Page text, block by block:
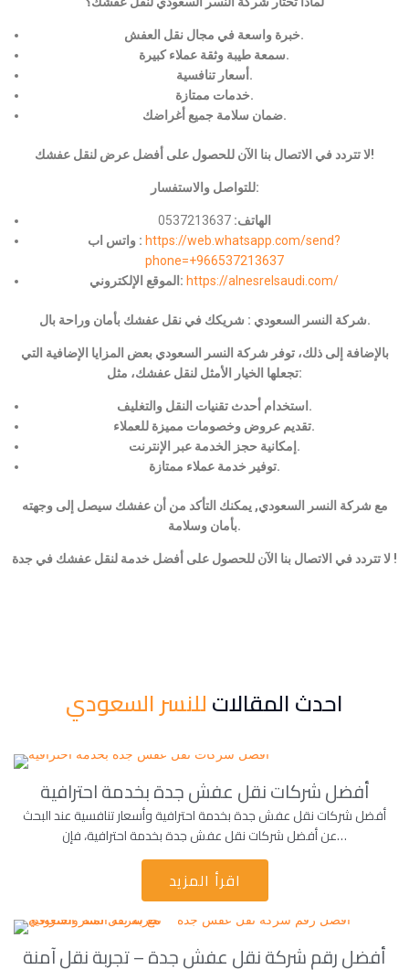
خبرة واسعة في مجال نقل العفش.
سمعة طيبة وثقة عملاء كبيرة.
أسعار تنافسية.
خدمات ممتازة.
ضمان سلامة جميع أغراضك.
لا تتردد في الاتصال بنا الآن للحصول على أفضل عرض لنقل عفشك!
للتواصل والاستفسار:
الهاتف: 0537213637
واتس اب : https://web.whatsapp.com/send?
phone=+966537213637
الموقع الإلكتروني: https://alnesrelsaudi.com/
شركة النسر السعودي : شريكك في نقل عفشك بأمان وراحة بال.
بالإضافة إلى ذلك، توفر شركة النسر السعودي بعض المزايا الإضافية التي
تجعلها الخيار الأمثل لنقل عفشك، مثل:
استخدام أحدث تقنيات النقل والتغليف.
تقديم عروض وخصومات مميزة للعملاء.
إمكانية حجز الخدمة عبر الإنترنت.
توفير خدمة عملاء ممتازة.
مع شركة النسر السعودي, يمكنك التأكد من أن عفشك سيصل إلى وجهته
بأمان وسلامة.
لا تتردد في الاتصال بنا الآن للحصول على أفضل خدمة لنقل عفشك في جدة !
احدث المقالاتللنسر السعودي
أفضل شركات نقل عفش جدة بخدمة احترافية
أفضل شركات نقل عفش جدة بخدمة احترافية وأسعار تنافسية عند البحث
عن أفضل شركات نقل عفش جدة بخدمة احترافية، فإن…
اقرأ المزيد
أفضل رقم شركة نقل عفش جدة – تجربة نقل آمنة